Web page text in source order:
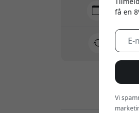
Sikre
få en
Vi